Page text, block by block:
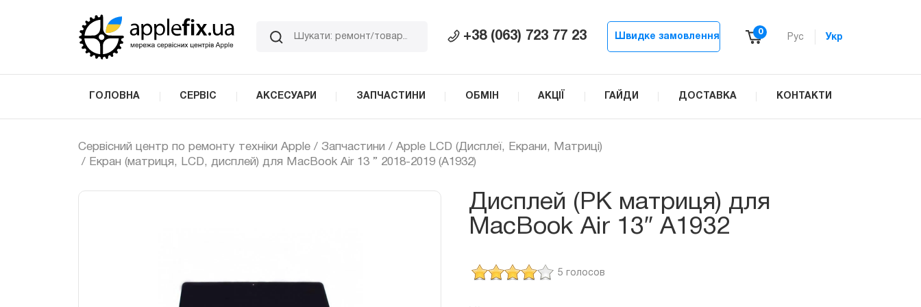
+38 (063) 723 77 23 Швидке замовлення
0
Рус Укр
ГОЛОВНА СЕРВІС АКСЕСУАРИ ЗАПЧАСТИНИ ОБМІН АКЦІЇ ГАЙДИ ДОСТАВКА КОНТАКТИ
Сервісний центр по ремонту техніки Apple / Запчастини / Apple LCD (Дисплеї, Екрани, Матриці)
/ Екран (матриця, LCD, дисплей) для MacBook Air 13 ” 2018-2019 (A1932)
Дисплей (РК матриця) для
MacBook Air 13″ A1932
5 голосов